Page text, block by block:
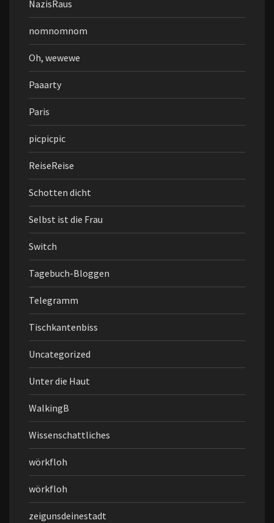
NazisRaus
nomnomnom
Oh, wewewe
Paaarty
Paris
picpicpic
ReiseReise
Schotten dicht
Selbst ist die Frau
Switch
Tagebuch-Bloggen
Telegramm
Tischkantenbiss
Uncategorized
Unter die Haut
WalkingB
Wissenschattliches
wörkfloh
wörkfloh
zeigunsdeinestadt